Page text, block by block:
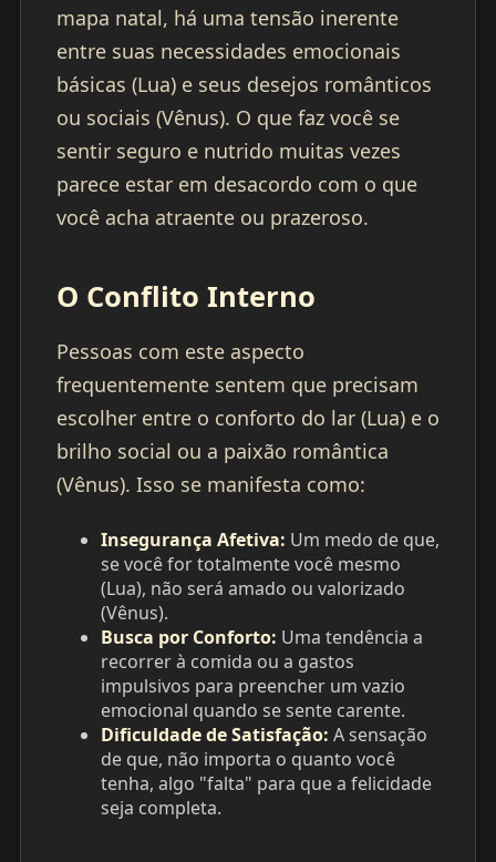
mapa natal, há uma tensão inerente
entre suas necessidades emocionais
básicas (Lua) e seus desejos românticos
ou sociais (Vênus). O que faz você se
sentir seguro e nutrido muitas vezes
parece estar em desacordo com o que
você acha atraente ou prazeroso.
O Conflito Interno
Pessoas com este aspecto
frequentemente sentem que precisam
escolher entre o conforto do lar (Lua) e o
brilho social ou a paixão romântica
(Vênus). Isso se manifesta como:
Insegurança Afetiva: Um medo de que,
se você for totalmente você mesmo
(Lua), não será amado ou valorizado
(Vênus).
Busca por Conforto: Uma tendência a
recorrer à comida ou a gastos
impulsivos para preencher um vazio
emocional quando se sente carente.
Dificuldade de Satisfação: A sensação
de que, não importa o quanto você
tenha, algo "falta" para que a felicidade
seja completa.